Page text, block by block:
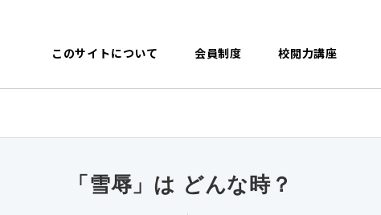
このサイトについて 会員制度 校閲力講座
「雪辱」は どんな時？